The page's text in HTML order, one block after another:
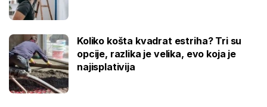
Koliko košta kvadrat estriha? Tri su
opcije, razlika je velika, evo koja je
najisplativija